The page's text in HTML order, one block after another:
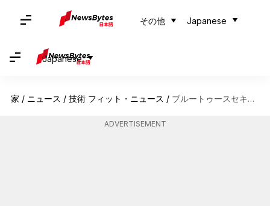
その他 Japanese
Japanese
家 / ニュース / 技術 フィット・ニュース / ブルートゥースセキュリティを強化する五つの方法
ADVERTISEMENT